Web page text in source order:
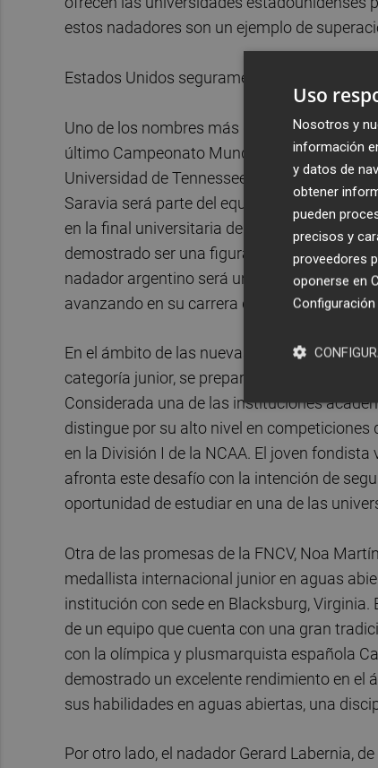
estos nadadores son un ejemplo de
Estados Unidos seguramente dejará una
Uno de los nombres más destacados es el
último Campeonato Mundial de Singapur,
Universidad de Tennessee, en Knoxville.
Saravia será parte del equipo masculino,
en la final universitaria de la División I. El
demostrado ser una figura clave para el
nadador argentino será una de las figuras
avanzando en su carrera deportiva.
En el ámbito de las nuevas promesas,
categoría junior, se prepara para su
Considerada una de las instituciones
distingue por su alto nivel en
en la División I de la NCAA. El joven
afronta este desafío con la intención de
oportunidad de estudiar en una de las
Otra de las promesas de la FNCV, Noa
medallista internacional junior en aguas
institución con sede en Blacksburg,
de un equipo que cuenta con una gran
con la olímpica y plusmarquista española
demostrado un excelente rendimiento en el
sus habilidades en aguas abiertas, una
Por otro lado, el nadador Gerard Labernia,
Uso
Nosotros y
información
y datos de
obtener
pueden
precisos y
proveedores
oponerse en